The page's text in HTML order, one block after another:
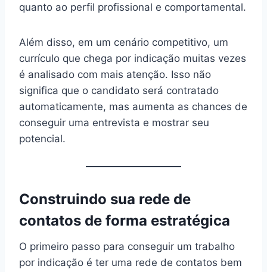
quanto ao perfil profissional e comportamental.
Além disso, em um cenário competitivo, um
currículo que chega por indicação muitas vezes
é analisado com mais atenção. Isso não
significa que o candidato será contratado
automaticamente, mas aumenta as chances de
conseguir uma entrevista e mostrar seu
potencial.
Construindo sua rede de
contatos de forma estratégica
O primeiro passo para conseguir um trabalho
por indicação é ter uma rede de contatos bem